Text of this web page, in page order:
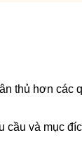
thủ hơn các
và mục